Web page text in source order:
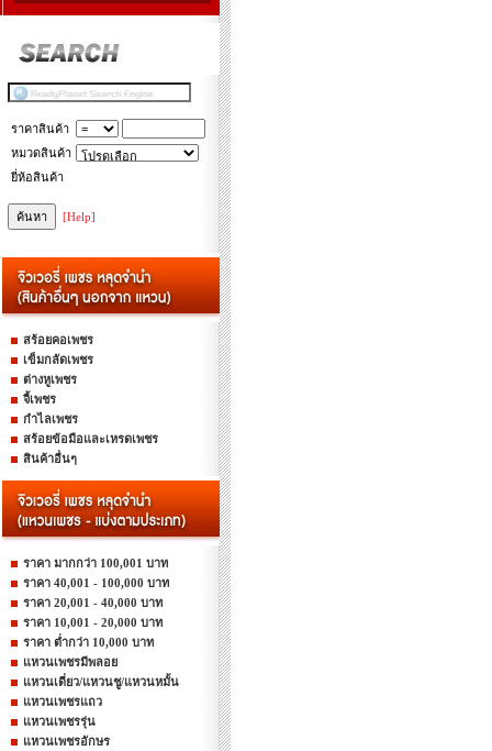
ราคาสินค้า
หมวดสินค้า
ยี่ห้อสินค้า
[Help]
สร้อยคอเพชร
เข็มกลัดเพชร
ต่างหูเพชร
จี้เพชร
กำไลเพชร
สร้อยข้อมือและเหรดเพชร
สินค้าอื่นๆ
ราคา มากกว่า 100,001 บาท
ราคา 40,001 - 100,000 บาท
ราคา 20,001 - 40,000 บาท
ราคา 10,001 - 20,000 บาท
ราคา ต่ำกว่า 10,000 บาท
แหวนเพชรมีพลอย
แหวนเดี่ยว/แหวนชู/แหวนหมั้น
แหวนเพชรแถว
แหวนเพชรรุ่น
แหวนเพชรอักษร